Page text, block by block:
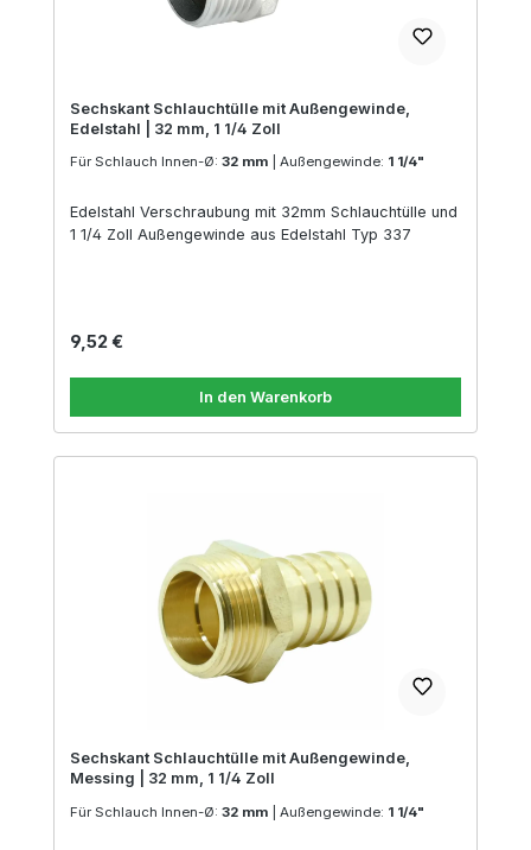
Sechskant Schlauchtülle mit Außengewinde,
Edelstahl | 32 mm, 1 1/4 Zoll
Für Schlauch Innen-Ø: 32 mm Außengewinde: 1 1/4"
Edelstahl Verschraubung mit 32mm Schlauchtülle und
1 1/4 Zoll Außengewinde aus Edelstahl Typ 337
Regulärer Preis:
9,52 €
In den Warenkorb
Sechskant Schlauchtülle mit Außengewinde,
Messing | 32 mm, 1 1/4 Zoll
Für Schlauch Innen-Ø: 32 mm Außengewinde: 1 1/4"